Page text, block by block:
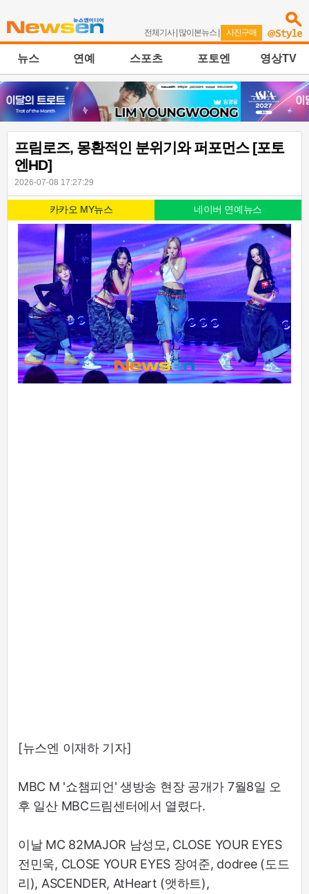
전체기사| 많이본뉴스 | 사진구매
뉴스 연예 스포츠 포토엔 영상TV
프림로즈, 몽환적인 분위기와 퍼포먼스 [포토
엔HD]
2026-07-08 17:27:29
카카오 MY뉴스 네이버 연예뉴스
[뉴스엔 이재하 기자]
MBC M '쇼챔피언' 생방송 현장 공개가 7월8일 오
후 일산 MBC드림센터에서 열렸다.
이날 MC 82MAJOR 남성모, CLOSE YOUR EYES
전민욱, CLOSE YOUR EYES 장여준, dodree (도드
리), ASCENDER, AtHeart (앳하트),